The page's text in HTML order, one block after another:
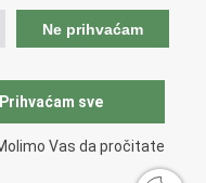
Ne prihvaćam
Prihvaćam sve
Vas da pročitate